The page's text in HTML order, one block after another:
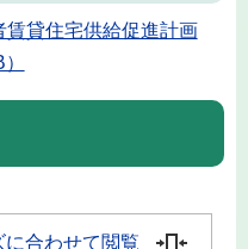
貸住宅供給促進計画
に合わせて閲覧